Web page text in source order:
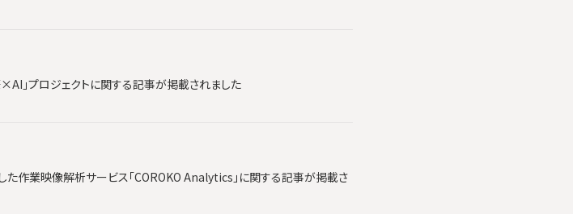
」プロジェクトに関する記事が掲載されました
作業映像解析サービス「COROKO Analytics」に関する記事が掲載さ